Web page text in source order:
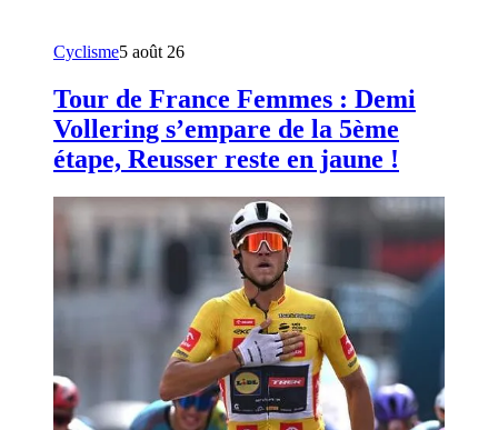
Cyclisme5 août 26
Tour de France Femmes : Demi
Vollering s’empare de la 5ème
étape, Reusser reste en jaune !